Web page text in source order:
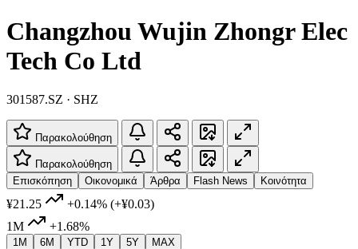
Changzhou Wujin Zhongr Elec
Tech Co Ltd
301587.SZ · SHZ
Παρακολούθηση
Παρακολούθηση
Επισκόπηση
Οικονομικά Άρθρα Flash News Κοινότητα
¥21.25 +0.14% (+¥0.03)
1M
+1.68%
1M 6M YTD 1Y 5Y MAX